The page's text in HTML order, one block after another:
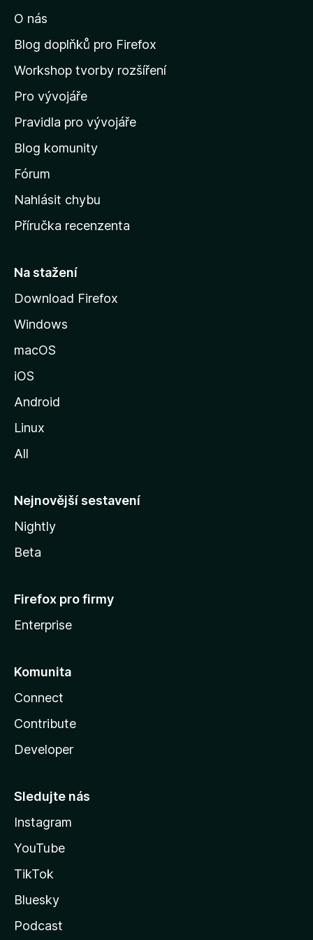
t
n
d
o
m
v
s
k
u
t
á
n
M
o
l
y
O nás
Blog doplňků pro Firefox
Workshop tvorby rozšíření
Pro vývojáře
Pravidla pro vývojáře
Blog komunity
Fórum
Nahlásit chybu
Příručka recenzenta
Na stažení
Download Firefox
Windows
macOS
iOS
Android
Linux
All
Nejnovější sestavení
Nightly
Beta
Firefox pro firmy
Enterprise
Komunita
Connect
Contribute
Developer
Sledujte nás
Instagram
YouTube
TikTok
Bluesky
Podcast